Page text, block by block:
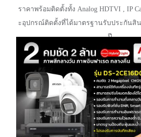
ราคาพร้อมติดตั้งทั้ง Analog HDTVI , IP
ะอุปกรณ์ติดตั้งที่ได้มาตรฐานรับประกันสินค้
ปี